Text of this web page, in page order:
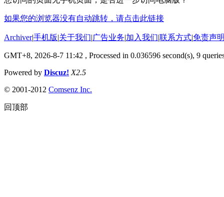
如果您的浏览器没有自动跳转，请点击此链接
Archiver|手机版|关于我们|广告业务|加入我们|联系方式|免责声
GMT+8, 2026-8-7 11:42 , Processed in 0.036596 second(s), 9
Powered by Discuz! X2.5
© 2001-2012 Comsenz Inc.
回顶部